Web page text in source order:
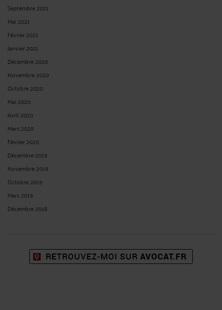
Septembre 2021
Mai 2021
Février 2021
Janvier 2021
Décembre 2020
Novembre 2020
Octobre 2020
Mai 2020
Avril 2020
Mars 2020
Février 2020
Décembre 2019
Novembre 2019
Octobre 2019
Mars 2019
Décembre 2018